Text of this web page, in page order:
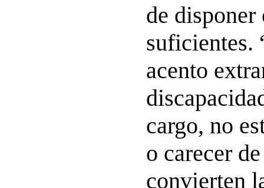
de disponer
suficientes.
acento
cargo, no
o carecer
convierten